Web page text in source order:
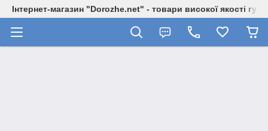
Інтернет-магазин "Dorozhe.net" - товари високої якості